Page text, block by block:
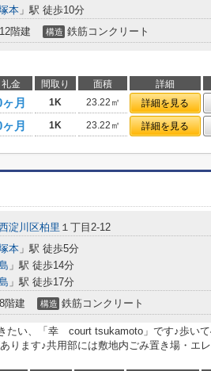
本 」駅 徒歩10分
12階建 構造 鉄筋コンクリート
礼金 間取り 面積 詳細
月 1K 23.22㎡ 詳細を見る
月 1K 23.22㎡ 詳細を見る
淀川区柏里 １丁目2-12
本 」駅 徒歩5分
」駅 徒歩14分
」駅 徒歩17分
8階建 構造 鉄筋コンクリート
たい、「幸 court tsukamoto」です♪歩い
ります♪共用部には敷地内ごみ置き場・エ